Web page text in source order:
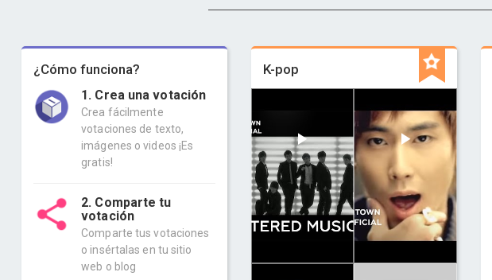
¿Cómo funciona?
1. Crea una votación
Crea fácilmente
votaciones de texto,
imágenes o videos ¡Es
gratis!
2. Comparte tu
votación
Comparte tus votaciones
o insértalas en tu sitio
web o blog
K-pop